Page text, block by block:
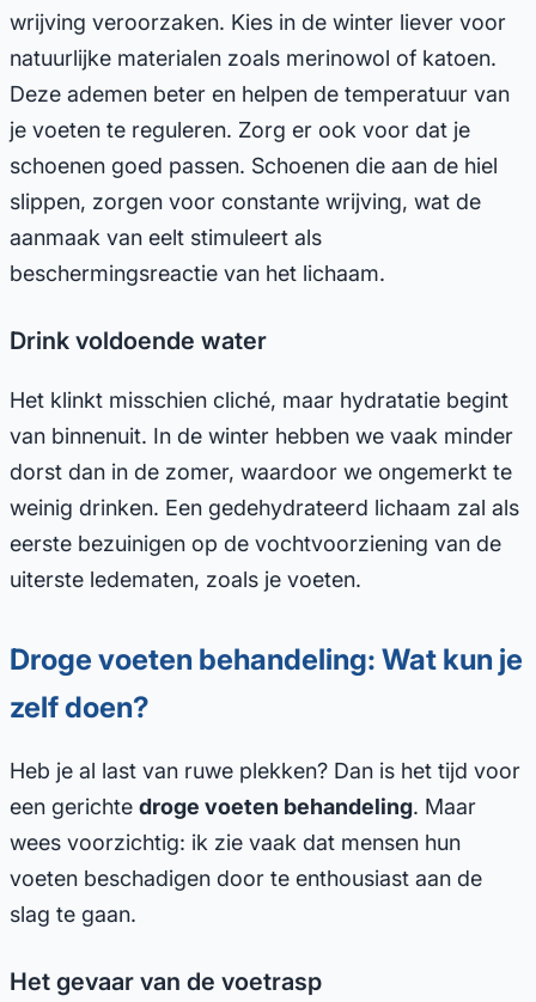
wrijving veroorzaken. Kies in de winter liever voor
natuurlijke materialen zoals merinowol of katoen.
Deze ademen beter en helpen de temperatuur van
je voeten te reguleren. Zorg er ook voor dat je
schoenen goed passen. Schoenen die aan de hiel
slippen, zorgen voor constante wrijving, wat de
aanmaak van eelt stimuleert als
beschermingsreactie van het lichaam.
Drink voldoende water
Het klinkt misschien cliché, maar hydratatie begint
van binnenuit. In de winter hebben we vaak minder
dorst dan in de zomer, waardoor we ongemerkt te
weinig drinken. Een gedehydrateerd lichaam zal als
eerste bezuinigen op de vochtvoorziening van de
uiterste ledematen, zoals je voeten.
Droge voeten behandeling: Wat kun je
zelf doen?
Heb je al last van ruwe plekken? Dan is het tijd voor
een gerichte droge voeten behandeling. Maar
wees voorzichtig: ik zie vaak dat mensen hun
voeten beschadigen door te enthousiast aan de
slag te gaan.
Het gevaar van de voetrasp